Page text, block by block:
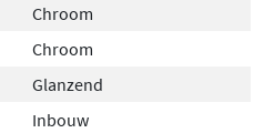
Chroom
Chroom
Glanzend
Inbouw